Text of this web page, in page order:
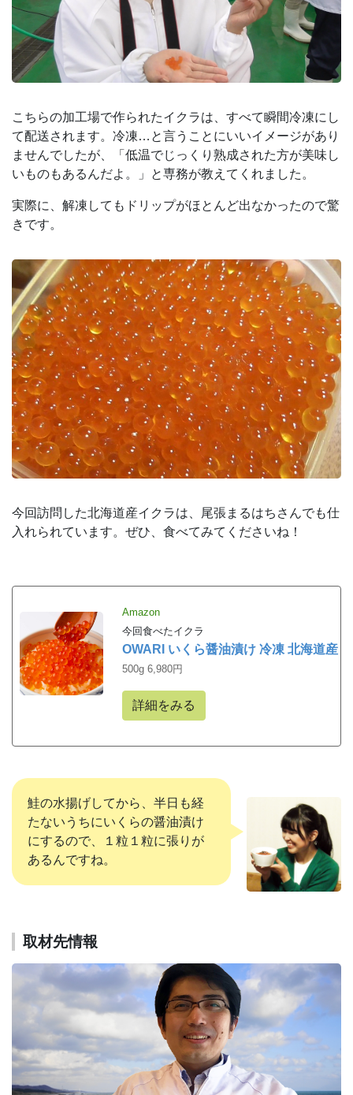
こちらの加工場で作られたイクラは、すべて瞬間冷凍にし
て配送されます。冷凍…と言うことにいいイメージがあり
ませんでしたが、「低温でじっくり熟成された方が美味し
いものもあるんだよ。」と専務が教えてくれました。
実際に、解凍してもドリップがほとんど出なかったので驚
きです。
今回訪問した北海道産イクラは、尾張まるはちさんでも仕
入れられています。ぜひ、食べてみてくださいね！
Amazon
今回食べたイクラ
OWARI いくら醤油漬け 冷凍 北海道産
500g 6,980円
詳細をみる
鮭の水揚げしてから、半日も経
たないうちにいくらの醤油漬け
にするので、１粒１粒に張りが
あるんですね。
取材先情報